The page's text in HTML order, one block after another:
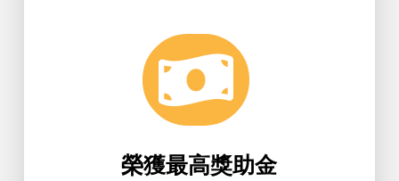
榮獲最高獎助金
生科系「綠天堂復育計畫」，榮獲
「郝小蘭校友圓夢計畫」最高獎助金